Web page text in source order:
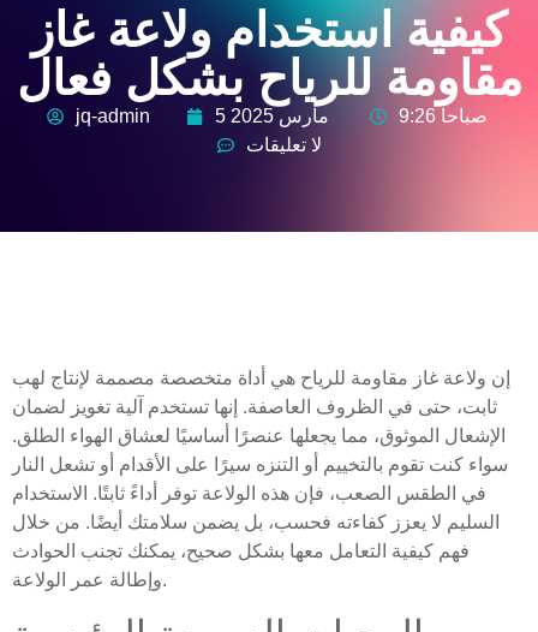
كيفية استخدام ولاعة غاز
مقاومة للرياح بشكل فعال
jq-admin
لا تعليقات
إن ولاعة غاز مقاومة للرياح هي أداة متخصصة مصممة لإنتاج لهب
ثابت، حتى في الظروف العاصفة. إنها تستخدم آلية تغويز لضمان
الإشعال الموثوق، مما يجعلها عنصرًا أساسيًا لعشاق الهواء الطلق.
سواء كنت تقوم بالتخييم أو التنزه سيرًا على الأقدام أو تشعل النار
في الطقس الصعب، فإن هذه الولاعة توفر أداءً ثابتًا. الاستخدام
السليم لا يعزز كفاءته فحسب، بل يضمن سلامتك أيضًا. من خلال
فهم كيفية التعامل معها بشكل صحيح، يمكنك تجنب الحوادث
وإطالة عمر الولاعة.